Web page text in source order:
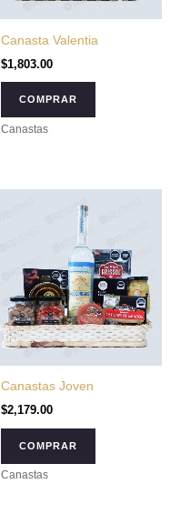
Canasta Valentia
$1,803.00
COMPRAR
Canastas
Canastas Joven
$2,179.00
COMPRAR
Canastas